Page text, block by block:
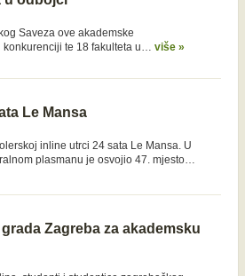
Saveza ove akademske
konkurenciji te 18 fakulteta u… više »
Le Mansa
inline utrci 24 sata Le Mansa. U
plasmanu je osvojio 47. mjesto…
Zagreba za akademsku